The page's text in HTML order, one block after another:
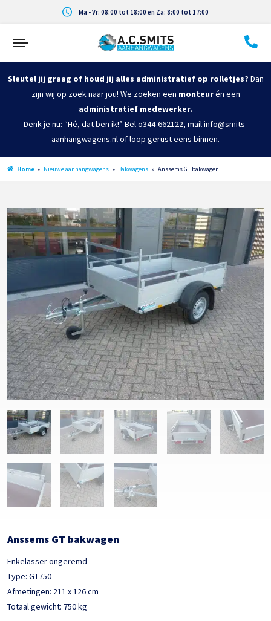
Ma - Vr: 08:00 tot 18:00 en Za: 8:00 tot 17:00
Sleutel jij graag of houd jij alles administratief op rolletjes? Dan
zijn wij op zoek naar jou! We zoeken een monteurén een
administratief medewerker.
Denk je nu: “Hé, dat ben ik!” Bel o344-662122, mail info@smits-
aanhangwagens.nl of loop gerust eens binnen.
Home » Nieuwe aanhangwagens » Bakwagens » Anssems GT bakwagen
Anssems GT bakwagen
Enkelasser ongeremd
Type: GT750
Afmetingen: 211 x 126 cm
Totaal gewicht: 750 kg